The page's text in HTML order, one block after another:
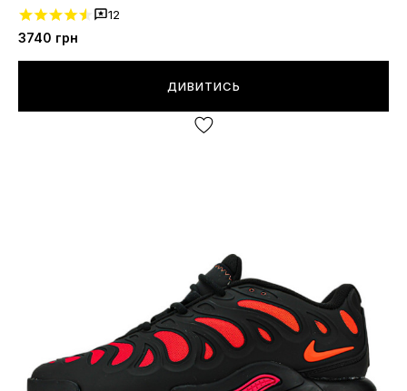
12
3740 грн
ДИВИТИСЬ